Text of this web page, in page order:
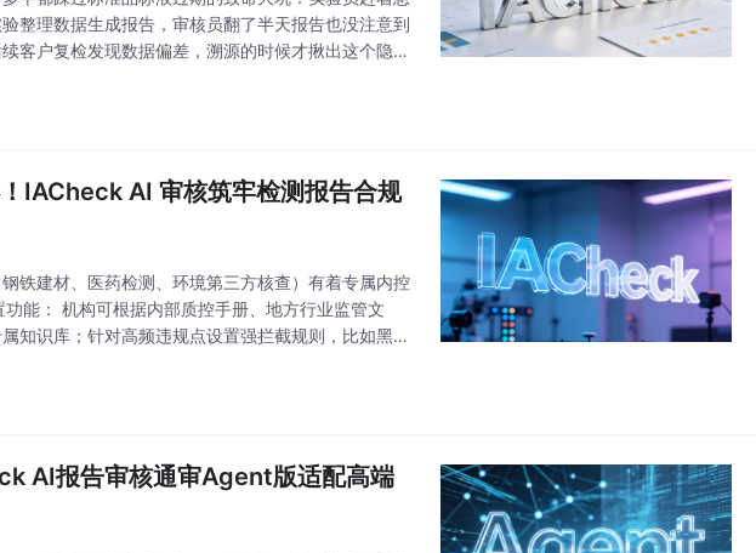
整理数据生成报告，审核员翻了半天报告也没注意到
客户复检发现数据偏差，溯源的时候才揪出这个隐
IACheck AI 审核筑牢检测报告合规
铁建材、医药检测、环境第三方核查）有着专属内控
能： 机构可根据内部质控手册、地方行业监管文
知识库；针对高频违规点设置强拦截规则，比如黑烟
AI报告审核通审Agent版适配高端